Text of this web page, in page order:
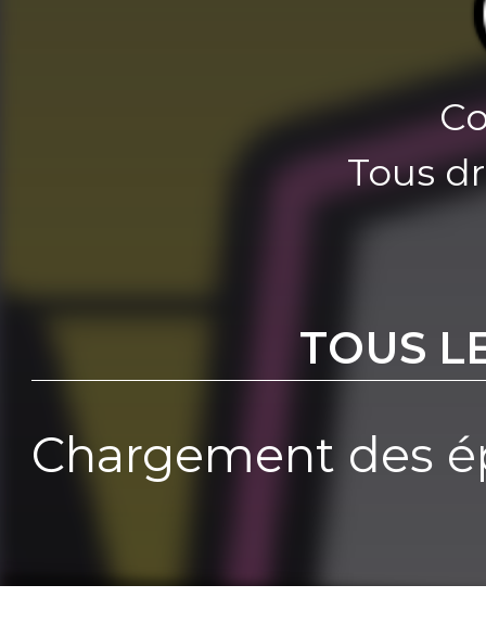
Tous
TOUS
Chargement des